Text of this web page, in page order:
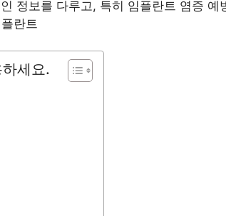
정보를 다루고, 특히 임플란트 염증 예
란트
세요.